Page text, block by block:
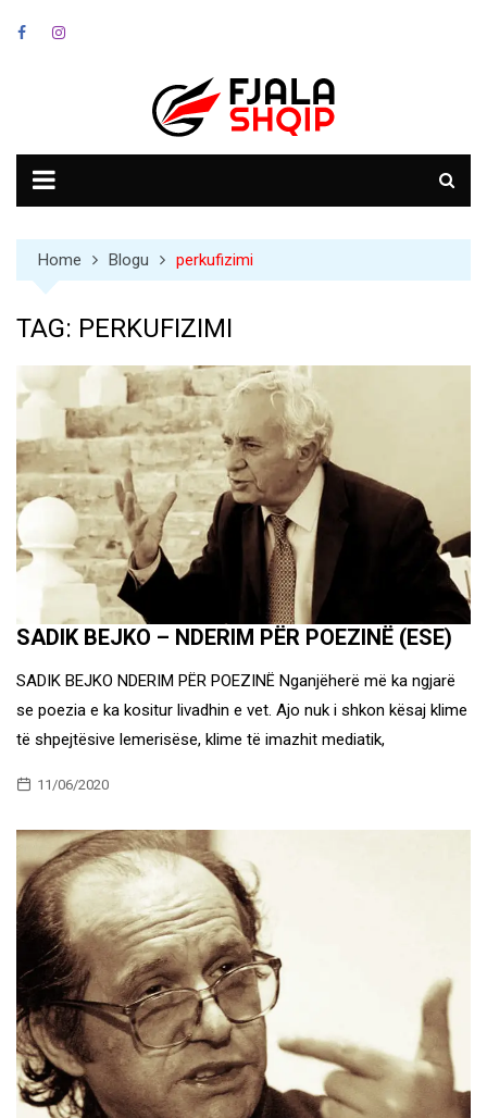
Home Blogu perkufizimi
TAG: PERKUFIZIMI
SADIK BEJKO – NDERIM PËR POEZINË (ESE)
SADIK BEJKO NDERIM PËR POEZINË Nganjëherë më ka ngjarë
se poezia e ka kositur livadhin e vet. Ajo nuk i shkon kësaj klime
të shpejtësive lemerisëse, klime të imazhit mediatik,
11/06/2020